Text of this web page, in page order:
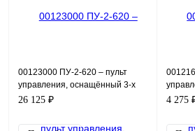
00123000 ПУ-2-620 – пульт
управления, оснащённый 3-х
позиционным переключателем
26 125 ₽ 4 275